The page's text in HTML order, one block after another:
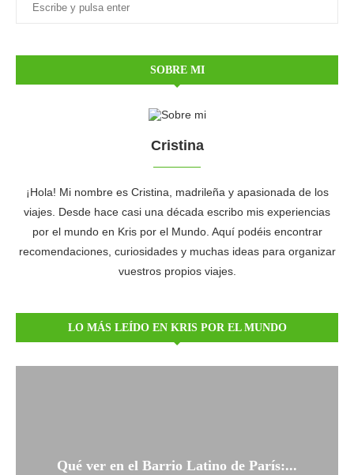
SOBRE MI
Cristina
¡Hola! Mi nombre es Cristina, madrileña y apasionada de los
viajes. Desde hace casi una década escribo mis experiencias
por el mundo en Kris por el Mundo. Aquí podéis encontrar
recomendaciones, curiosidades y muchas ideas para organizar
vuestros propios viajes.
LO MÁS LEÍDO EN KRIS POR EL MUNDO
Qué ver en el Barrio Latino de París:...